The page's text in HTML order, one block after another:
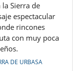
Sierra de
espectacular
rincones
con muy poca
DE URBASA